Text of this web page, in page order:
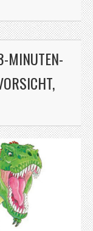
MINUTEN-